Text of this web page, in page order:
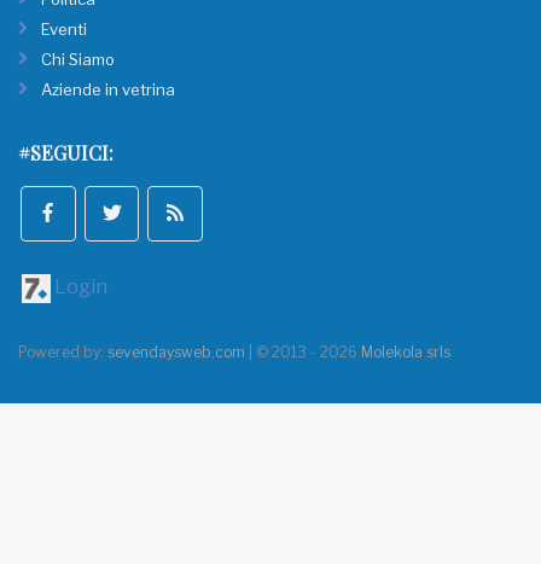
Eventi
Chi Siamo
Aziende in vetrina
#SEGUICI:
Login
Powered by: sevendaysweb.com | © 2013 - 2026 Molekola srls